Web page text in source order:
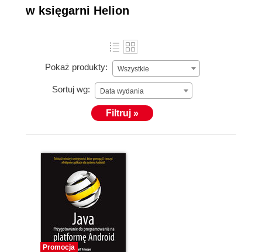
w księgarni Helion
Pokaż produkty: Wszystkie
Sortuj wg: Data wydania
Filtruj »
Promocja